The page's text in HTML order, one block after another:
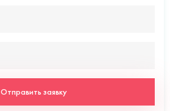
Отправить заявку